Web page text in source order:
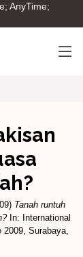
AnyTime;
Tanah runtuh
In: International
2009, Surabaya,